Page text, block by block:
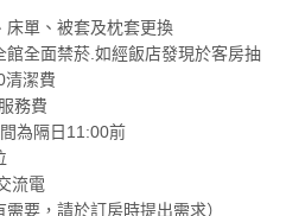
單、被套及枕套更換
全面禁菸.如經飯店發現於客房抽
清潔費
務費
為隔日11:00前
流電
要，請於訂房時提出需求）